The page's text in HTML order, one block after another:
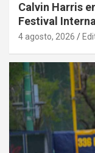
Calvin Harris
Festival
4 agosto, 2026